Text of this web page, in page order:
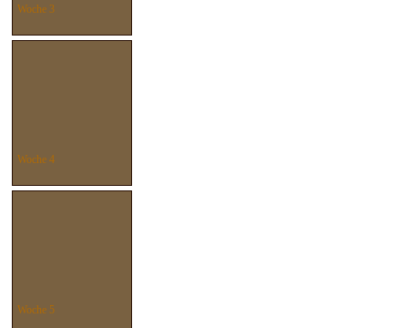
Woche 3
Woche 4
Woche 5